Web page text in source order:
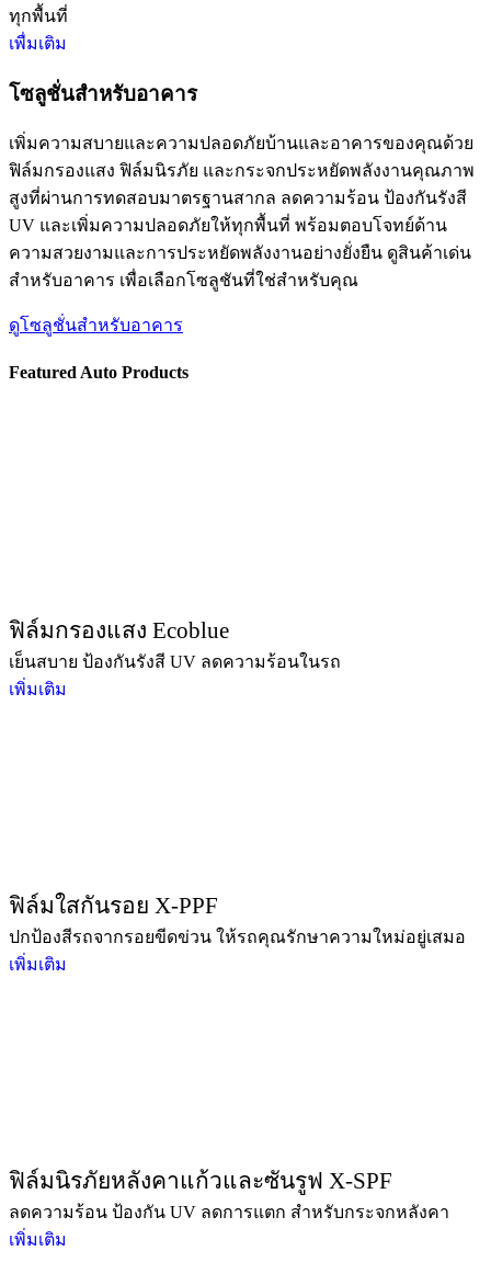
ทุกพื้นที่
เพื่มเติม
โซลูชั่นสำหรับอาคาร
เพิ่มความสบายและความปลอดภัยบ้านและอาคารของคุณด้วย
ฟิล์มกรองแสง ฟิล์มนิรภัย และกระจกประหยัดพลังงานคุณภาพ
สูงที่ผ่านการทดสอบมาตรฐานสากล ลดความร้อน ป้องกันรังสี
UV และเพิ่มความปลอดภัยให้ทุกพื้นที่ พร้อมตอบโจทย์ด้าน
ความสวยงามและการประหยัดพลังงานอย่างยั่งยืน ดูสินค้าเด่น
สำหรับอาคาร เพื่อเลือกโซลูชันที่ใช่สำหรับคุณ
ดูโซลูชั่นสำหรับอาคาร
Featured Auto Products
ฟิล์มกรองแสง Ecoblue
เย็นสบาย ป้องกันรังสี UV ลดความร้อนในรถ
เพิ่มเติม
ฟิล์มใสกันรอย X-PPF
ปกป้องสีรถจากรอยขีดข่วน ให้รถคุณรักษาความใหม่อยู่เสมอ
เพิ่มเติม
ฟิล์มนิรภัยหลังคาแก้วและซันรูฟ X-SPF
ลดความร้อน ป้องกัน UV ลดการแตก สำหรับกระจกหลังคา
เพิ่มเติม